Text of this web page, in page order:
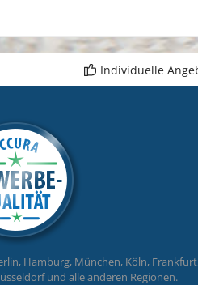
% hellblau
Individuelle
Hamburg, München, Köln,
und alle anderen Regionen.